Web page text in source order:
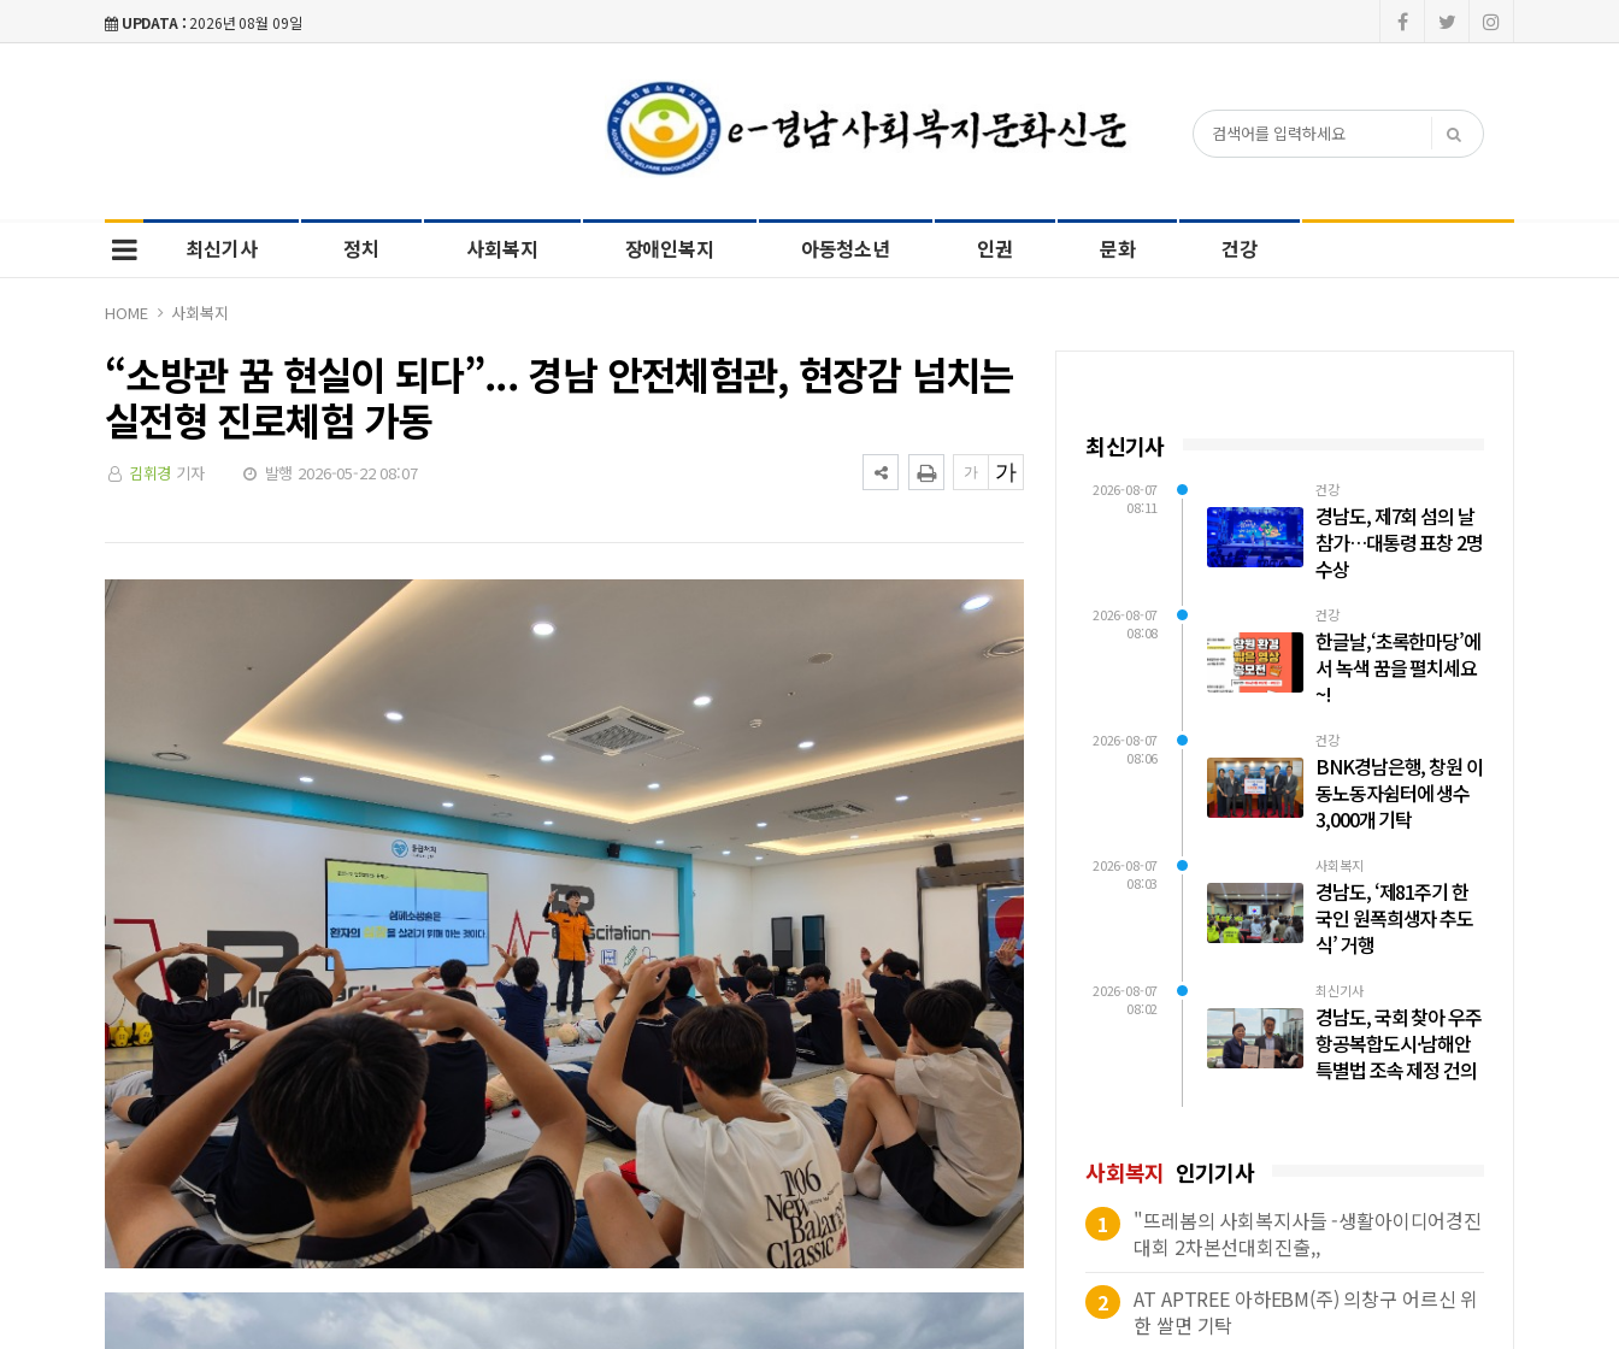
UPDATA : 2026년 08월 09일
최신기사 정치 사회복지 장애인복지 아동청소년 인권 문화 건강
HOME 사회복지
“소방관 꿈 현실이 되다”... 경남 안전체험관, 현장감 넘치는
실전형 진로체험 가동
김휘경 기자 발행 2026-05-22 08:07
최신기사
2026-08-07
08:11
건강
경남도, 제7회 섬의 날
참가…대통령 표창 2명
수상
2026-08-07
08:08
건강
한글날,‘초록한마당’에
서 녹색 꿈을 펼치세요
~!
2026-08-07
08:06
건강
BNK경남은행, 창원 이
동노동자쉼터에 생수
3,000개 기탁
2026-08-07
08:03
사회복지
경남도, ‘제81주기 한
국인 원폭희생자 추도
식’ 거행
2026-08-07
08:02
최신기사
경남도, 국회 찾아 우주
항공복합도시·남해안
특별법 조속 제정 건의
사회복지 인기기사
1
"뜨레봄의 사회복지사들 -생활아이디어경진
대회 2차본선대회진출,,
2
AT APTREE 아하EBM(주) 의창구 어르신 위
한 쌀면 기탁